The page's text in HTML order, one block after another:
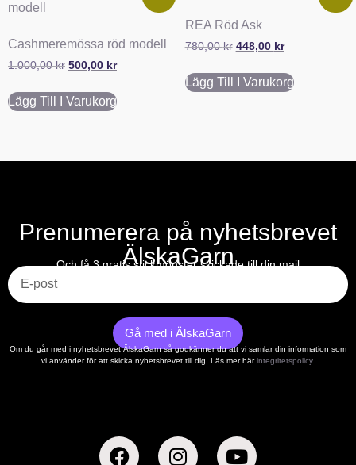
Cashmeremössa röd modell
1.000,00kr 500,00 kr
Lägg Till I Varukorg
REA Röd Ask
780,00kr 448,00 kr
Lägg Till I Varukorg
Prenumerera på nyhetsbrevet
ÄlskaGarn
Och få 3 gratis stickmönster skickade till din mail
Gå med i ÄlskaGarn
Om du går med i nyhetsbrevet ÄlskaGarn så godkänner du att vi samlar din information som
vi använder för att skicka nyhetsbrevet till dig. Läs mer härintegritetspolicy.